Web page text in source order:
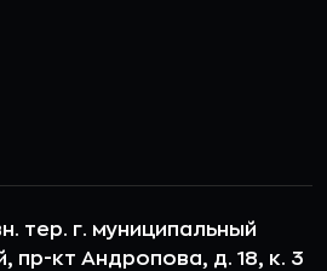
тер. г. муниципальный
пр-кт Андропова, д. 18, к. 3